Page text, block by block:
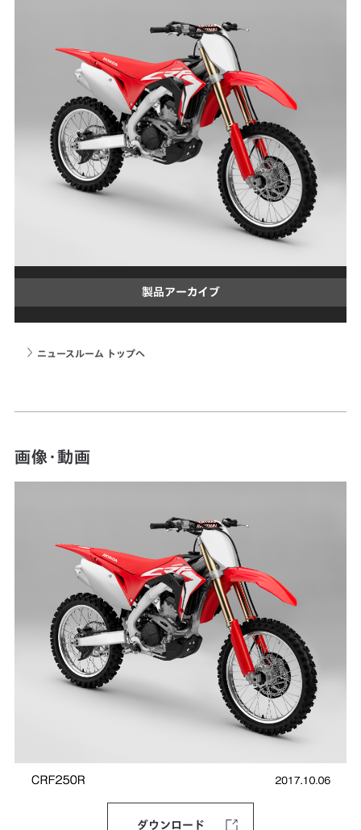
製品アーカイブ
ニュースルーム トップへ
画像・動画
ダウンロード